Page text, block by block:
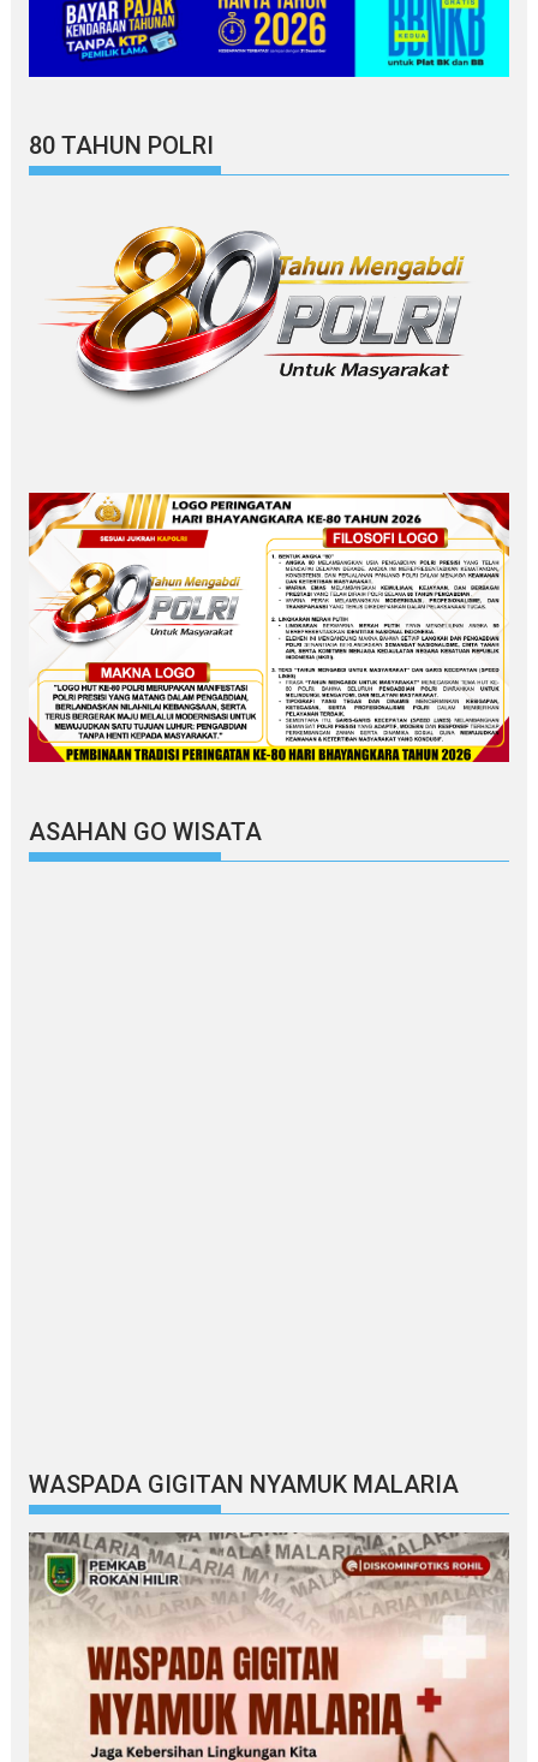
80 TAHUN POLRI
ASAHAN GO WISATA
WASPADA GIGITAN NYAMUK MALARIA